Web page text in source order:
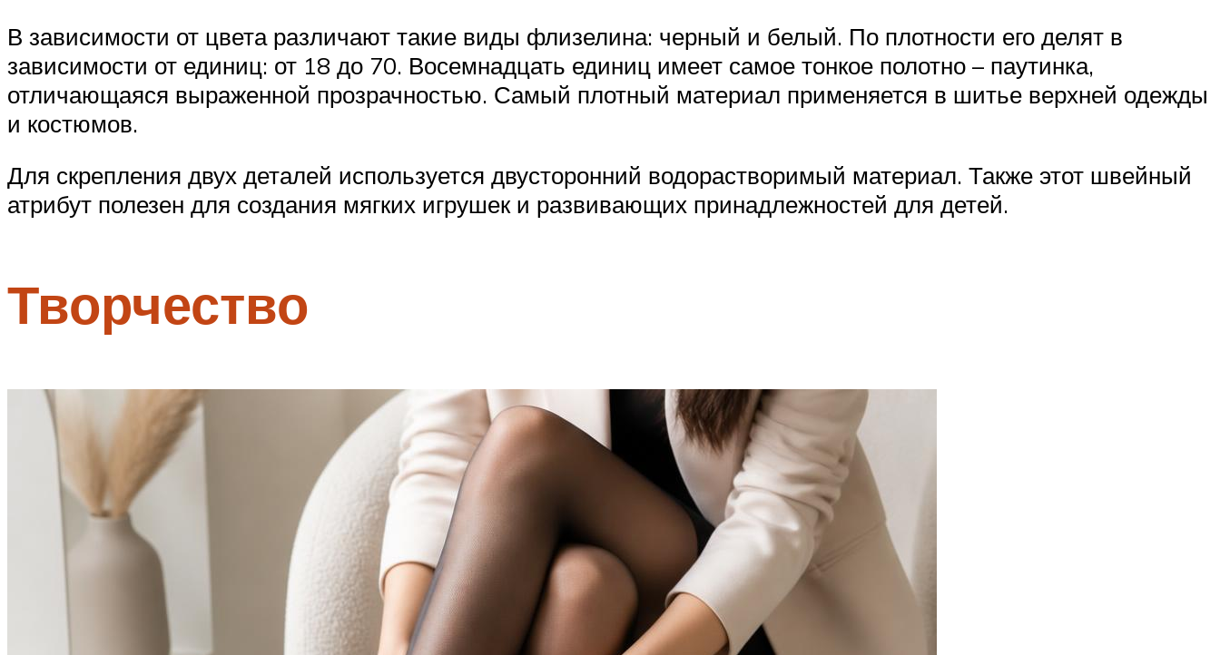
В зависимости от цвета различают такие виды флизелина: черный и белый. По плотности его делят в
зависимости от единиц: от 18 до 70. Восемнадцать единиц имеет самое тонкое полотно – паутинка,
отличающаяся выраженной прозрачностью. Самый плотный материал применяется в шитье верхней одежды
и костюмов.
Для скрепления двух деталей используется двусторонний водорастворимый материал. Также этот швейный
атрибут полезен для создания мягких игрушек и развивающих принадлежностей для детей.
Творчество